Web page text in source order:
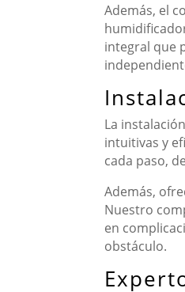
Además, el
integral que
La
intuitivas y
cada paso,
Además,
Nuestro
en
obstáculo.